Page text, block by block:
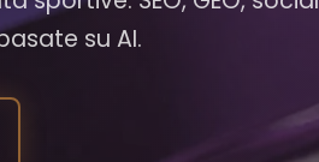
su AI.